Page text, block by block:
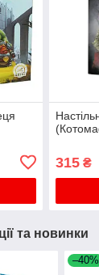
315₴
та новинки
–40%